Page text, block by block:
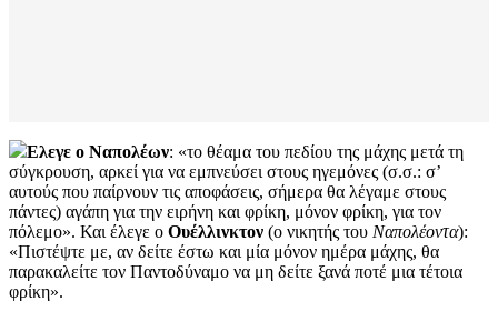
Ελεγε ο Ναπολέων: «το θέαμα του πεδίου της μάχης μετά τη
σύγκρουση, αρκεί για να εμπνεύσει στους ηγεμόνες (σ.σ.: σ’
αυτούς που παίρνουν τις αποφάσεις, σήμερα θα λέγαμε στους
πάντες) αγάπη για την ειρήνη και φρίκη, μόνον φρίκη, για τον
πόλεμο». Και έλεγε ο Ουέλλινκτον (ο νικητής του Ναπολέοντα):
«Πιστέψτε με, αν δείτε έστω και μία μόνον ημέρα μάχης, θα
παρακαλείτε τον Παντοδύναμο να μη δείτε ξανά ποτέ μια τέτοια
φρίκη».